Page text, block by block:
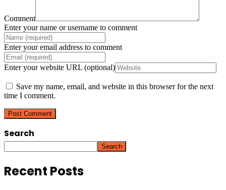
Comment
Enter your name or username to comment
Enter your email address to comment
Enter your website URL (optional)
Save my name, email, and website in this browser for the next
time I comment.
Search
Search
Recent Posts